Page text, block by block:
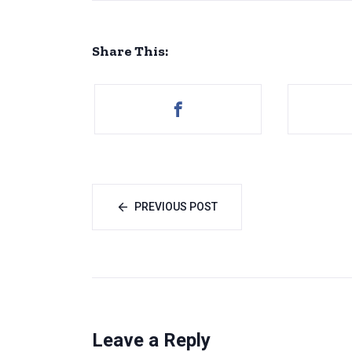
Share This:
PREVIOUS POST
Leave a Reply